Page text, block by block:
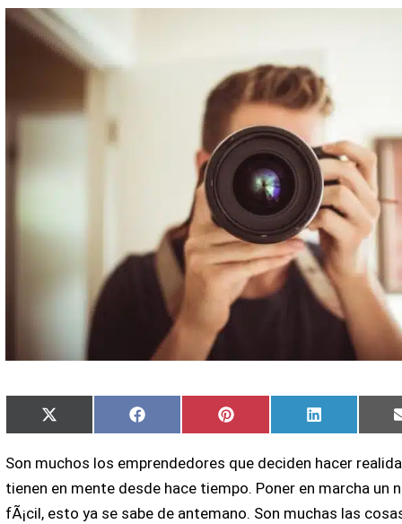
Compartir
en
X
(Twitter)
Compartir
en
Facebook
Compartir
en
Pinterest
Compartir
en
LinkedIn
Son muchos los emprendedores que deciden hacer
tienen en mente desde hace tiempo. Poner en marcha un
fÃ¡cil, esto ya se sabe de antemano. Son muchas las